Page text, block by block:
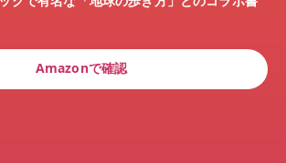
Amazonで確認